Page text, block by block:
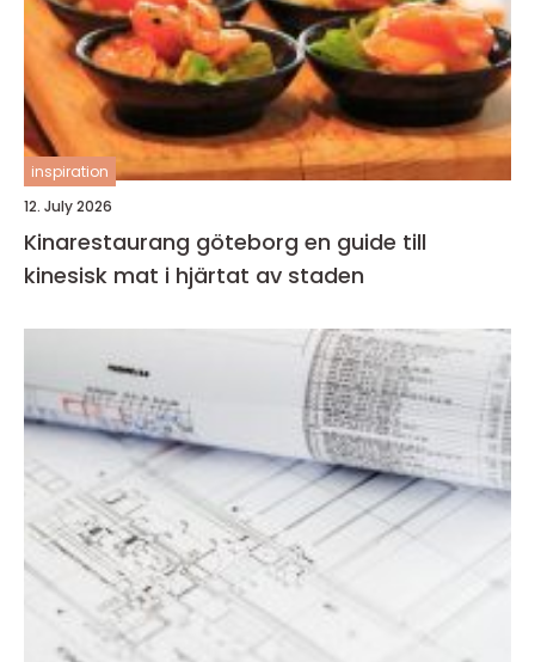
inspiration
12. July 2026
Kinarestaurang göteborg en guide till
kinesisk mat i hjärtat av staden